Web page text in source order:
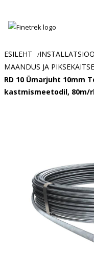
Usaldusväärne
ja
pood
ESILEHT /
MAANDUS JA PIKSEKAITSE
RD 10 Ümarjuht 10mm
kastmismeetodil, 80m/